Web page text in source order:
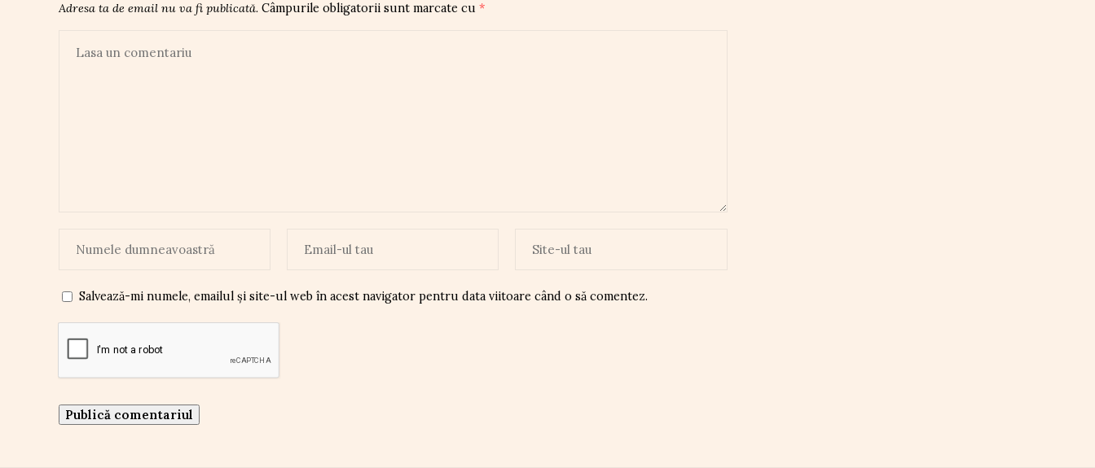
Adresa ta de email nu va fi publicată. Câmpurile obligatorii sunt marcate cu *
Salvează-mi numele, emailul și site-ul web în acest navigator pentru data viitoare când o să comentez.